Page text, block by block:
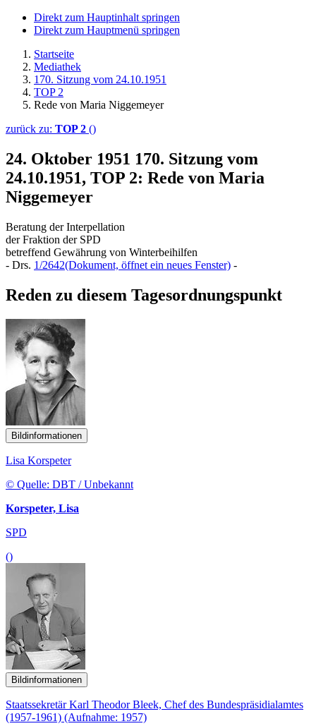
Direkt zum Hauptinhalt springen
Direkt zum Hauptmenü springen
Startseite
Mediathek
170. Sitzung vom 24.10.1951
TOP 2
Rede von Maria Niggemeyer
zurück zu: TOP 2 ()
24. Oktober 1951 170. Sitzung vom
24.10.1951, TOP 2: Rede von Maria
Niggemeyer
Beratung der Interpellation
der Fraktion der SPD
betreffend Gewährung von Winterbeihilfen
- Drs. 1/2642(Dokument, öffnet ein neues Fenster) -
Reden zu diesem Tagesordnungspunkt
Bildinformationen
Lisa Korspeter
© Quelle: DBT / Unbekannt
Korspeter, Lisa
SPD
()
Bildinformationen
Staatssekretär Karl Theodor Bleek, Chef des Bundespräsidialamtes
(1957-1961) (Aufnahme: 1957)